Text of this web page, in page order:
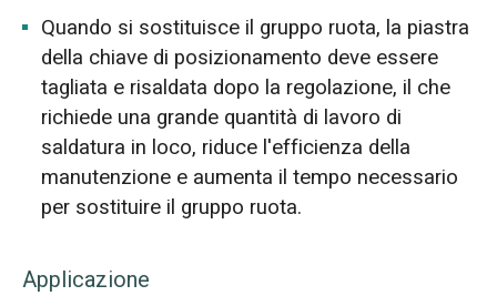
Quando si sostituisce il gruppo ruota, la piastra
della chiave di posizionamento deve essere
tagliata e risaldata dopo la regolazione, il che
richiede una grande quantità di lavoro di
saldatura in loco, riduce l'efficienza della
manutenzione e aumenta il tempo necessario
per sostituire il gruppo ruota.
Applicazione